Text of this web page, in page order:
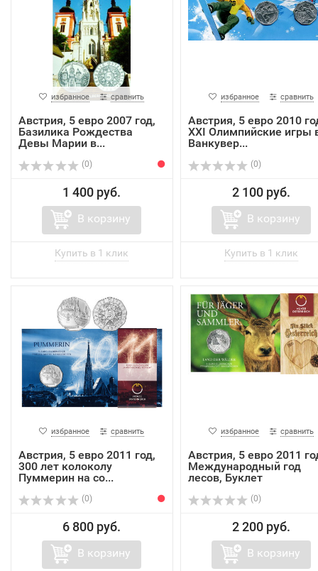
избранное сравнить
Австрия, 5 евро 2007 год,
Базилика Рождества
Девы Марии в...
(0)
1 400 руб.
В корзину
избранное сравнить
Австрия, 5 евро 2010
XXI Олимпийские игры
Ванкувер...
(0)
2 100 руб.
В корзину
избранное сравнить
Австрия, 5 евро 2011 год,
300 лет колоколу
Пуммерин на со...
(0)
6 800 руб.
В корзину
избранное сравнить
Австрия, 5 евро 2011
Международный год
лесов, Буклет
(0)
2 200 руб.
В корзину